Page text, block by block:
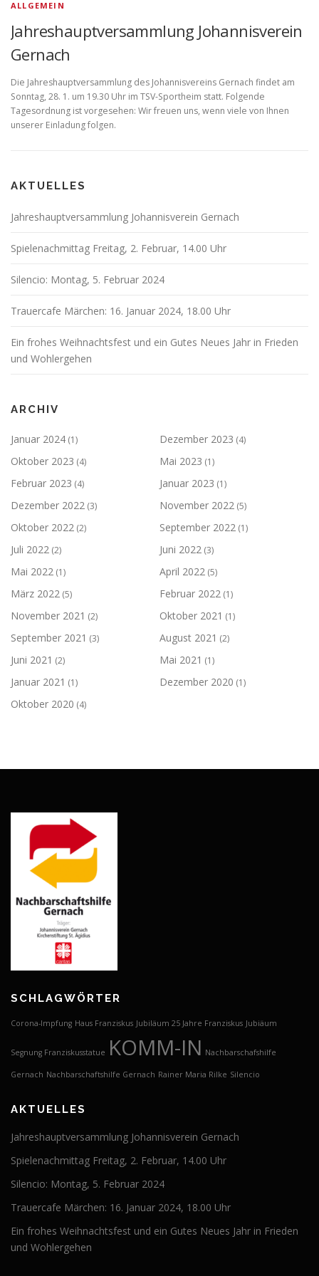
ALLGEMEIN
Jahreshauptversammlung Johannisverein
Gernach
Die Jahreshauptversammlung des Johannisvereins Gernach findet am
Sonntag, 28. 1. um 19.30 Uhr im TSV-Sportheim statt. Folgende
Tagesordnung ist vorgesehen: Wir freuen uns, wenn viele von Ihnen
unserer Einladung folgen.
AKTUELLES
Jahreshauptversammlung Johannisverein Gernach
Spielenachmittag Freitag, 2. Februar, 14.00 Uhr
Silencio: Montag, 5. Februar 2024
Trauercafe Märchen: 16. Januar 2024, 18.00 Uhr
Ein frohes Weihnachtsfest und ein Gutes Neues Jahr in Frieden
und Wohlergehen
ARCHIV
Januar 2024 (1) Dezember 2023 (4)
Oktober 2023 (4) Mai 2023 (1)
Februar 2023 (4) Januar 2023 (1)
Dezember 2022 (3) November 2022 (5)
Oktober 2022 (2) September 2022 (1)
Juli 2022 (2) Juni 2022 (3)
Mai 2022 (1) April 2022 (5)
März 2022 (5) Februar 2022 (1)
November 2021 (2) Oktober 2021 (1)
September 2021 (3) August 2021 (2)
Juni 2021 (2) Mai 2021 (1)
Januar 2021 (1) Dezember 2020 (1)
Oktober 2020 (4)
SCHLAGWÖRTER
Corona-Impfung Haus Franziskus Jubiläum 25 Jahre Franziskus Jubiäum
Segnung Franziskusstatue KOMM-IN Nachbarschafshilfe
Gernach Nachbarschaftshilfe Gernach Rainer Maria Rilke Silencio
AKTUELLES
Jahreshauptversammlung Johannisverein Gernach
Spielenachmittag Freitag, 2. Februar, 14.00 Uhr
Silencio: Montag, 5. Februar 2024
Trauercafe Märchen: 16. Januar 2024, 18.00 Uhr
Ein frohes Weihnachtsfest und ein Gutes Neues Jahr in Frieden
und Wohlergehen